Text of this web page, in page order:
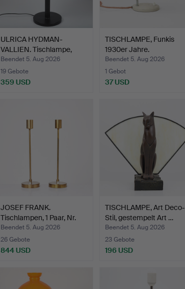
ULRICA HYDMAN-
VALLIEN. Tischlampe,
"Caramb…
Beendet 5. Aug 2026
19 Gebote
359 USD
TISCHLAMPE, Funkis
1930er Jahre.
Beendet 5. Aug 2026
1 Gebot
37 USD
JOSEF FRANK.
Tischlampen, 1 Paar, Nr.
2332…
Beendet 5. Aug 2026
26 Gebote
844 USD
TISCHLAMPE, Art Deco-
Stil, gestempelt Art …
Beendet 5. Aug 2026
23 Gebote
196 USD